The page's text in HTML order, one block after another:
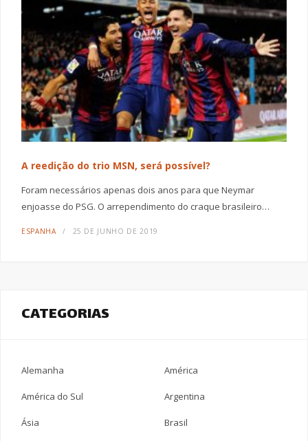
A reedição do trio MSN, será possível?
Foram necessários apenas dois anos para que Neymar
enjoasse do PSG. O arrependimento do craque brasileiro…
ESPANHA 25 DE JUNHO DE 2019
CATEGORIAS
Alemanha América
América do Sul Argentina
Ásia Brasil